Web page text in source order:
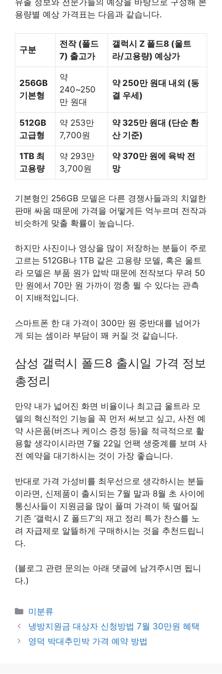
용량별 예상 가격표는 다음과 같습니다.
구분
전작 (폴드
7) 출고가
갤럭시 Z 폴드8 (울트
라/고용량) 예상가
256GB
기본형
약
240~250
만 원대
약 250만 원대 내외 (동
결 우세)
512GB
고급형
약 253만
7,700원
약 325만 원대 (단순 환
산 기준)
1TB 최
고용량
약 293만
3,700원
약 370만 원에 육박 전
망
기본형인 256GB 모델은 다른 경쟁사들과의 치열한
판매 싸움 때문에 가격을 어떻게든 억누르며 전작과
비슷하게 맞출 확률이 높습니다.
하지만 사진이나 영상을 많이 저장하는 분들이 주로
고르는 512GB나 1TB 같은 고용량 모델, 혹은 울트
라 모델은 부품 원가 압박 때문에 전작보다 무려 50
만 원에서 70만 원 가까이 껑충 뛸 수 있다는 관측
이 지배적입니다.
스마트폰 한 대 가격이 300만 원 중반대를 넘어가
게 되는 셈이라 부담이 꽤 커질 것 같습니다.
삼성 갤럭시 폴드8 출시일 가격 정보
총정리
만약 내가 넓어진 화면 비율이나 최고급 울트라 모
델의 혁신적인 기능을 꼭 먼저 써보고 싶고, 사전 예
약 사은품(버즈나 케이스 증정 등)을 적극적으로 활
용할 생각이시라면 7월 22일 언팩 생중계를 보며 사
전 예약을 대기하시는 것이 가장 좋습니다.
반대로 가격 가성비를 최우선으로 생각하시는 분들
이라면, 신제품이 출시되는 7월 말과 8월 초 사이에
통신사들이 지원금을 많이 풀며 가격이 뚝 떨어질
기존 ‘갤럭시 Z 폴드7’의 재고 정리 특가 찬스를 노
려 자급제로 알뜰하게 구매하시는 것을 추천드립니
다.
(블로그 관련 문의는 아래 댓글에 남겨주시면 됩니
다.)
Categories
미분류
냉방지원금 대상자 신청방법 7월 30만원 혜택
영덕 박대추민박 가격 예약 방법